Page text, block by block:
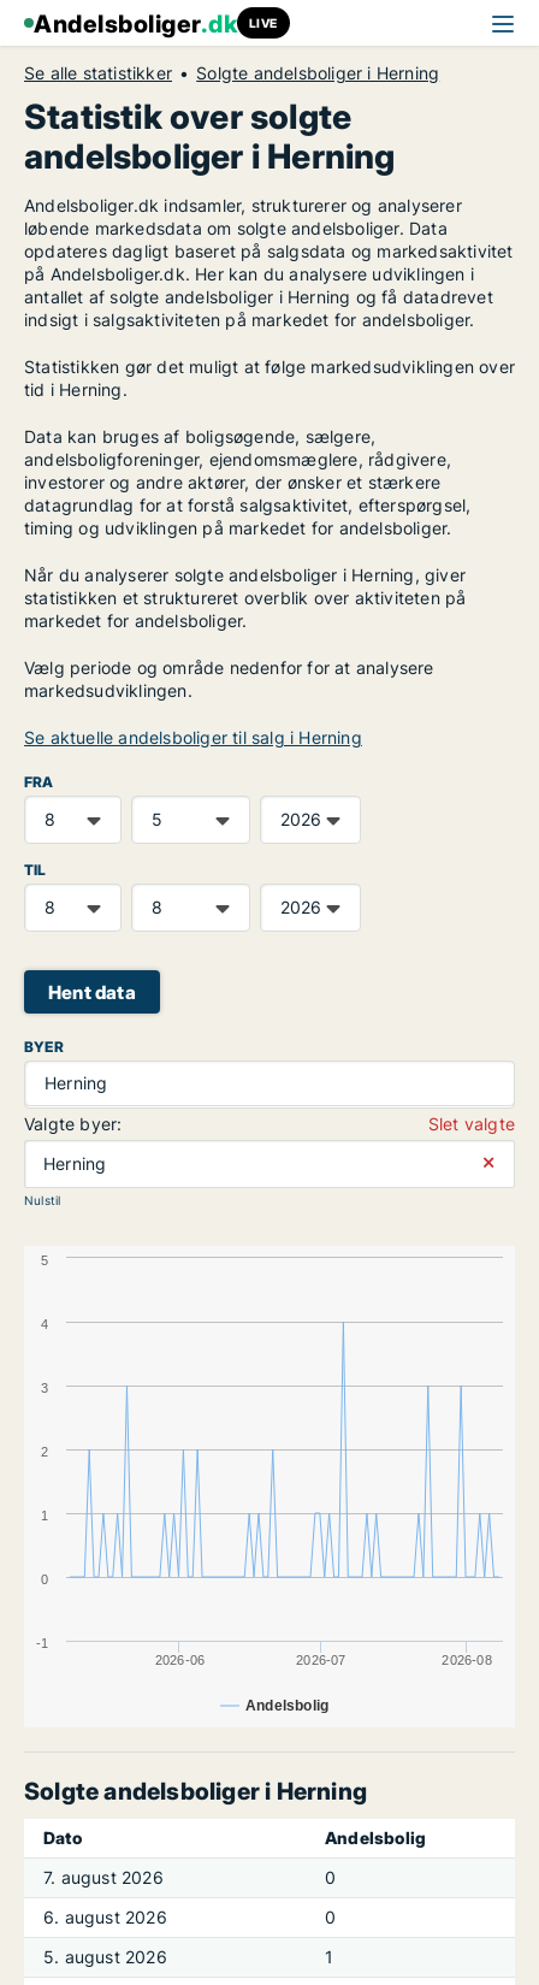
Andelsboliger.dk LIVE
Se alle statistikker Solgte andelsboliger i Herning
Statistik over solgte
andelsboliger i Herning
Andelsboliger.dk indsamler, strukturerer og analyserer
løbende markedsdata om solgte andelsboliger. Data
opdateres dagligt baseret på salgsdata og markedsaktivitet
på Andelsboliger.dk. Her kan du analysere udviklingen i
antallet af solgte andelsboliger i Herning og få datadrevet
indsigt i salgsaktiviteten på markedet for andelsboliger.
Statistikken gør det muligt at følge markedsudviklingen over
tid i Herning.
Data kan bruges af boligsøgende, sælgere,
andelsboligforeninger, ejendomsmæglere, rådgivere,
investorer og andre aktører, der ønsker et stærkere
datagrundlag for at forstå salgsaktivitet, efterspørgsel,
timing og udviklingen på markedet for andelsboliger.
Når du analyserer solgte andelsboliger i Herning, giver
statistikken et struktureret overblik over aktiviteten på
markedet for andelsboliger.
Vælg periode og område nedenfor for at analysere
markedsudviklingen.
Se aktuelle andelsboliger til salg i Herning
FRA
TIL
Hent data
BYER
Herning
Valgte byer:
Slet valgte
Herning
⨯
Nulstil
Andelsbolig
2026-06 2026-07 2026-08
-1
0
1
2
3
4
5
Solgte andelsboliger i Herning
Dato
Andelsbolig
7. august 2026
0
6. august 2026
0
5. august 2026
1